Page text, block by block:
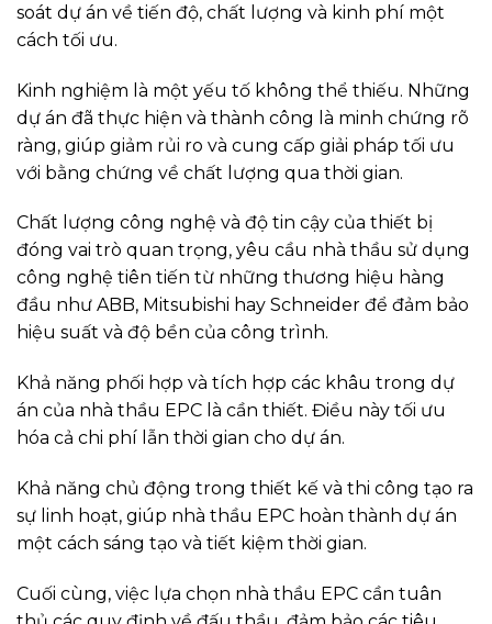
soát dự án về tiến độ, chất lượng và kinh phí một
cách tối ưu.
Kinh nghiệm là một yếu tố không thể thiếu. Những
dự án đã thực hiện và thành công là minh chứng rõ
ràng, giúp giảm rủi ro và cung cấp giải pháp tối ưu
với bằng chứng về chất lượng qua thời gian.
Chất lượng công nghệ và độ tin cậy của thiết bị
đóng vai trò quan trọng, yêu cầu nhà thầu sử dụng
công nghệ tiên tiến từ những thương hiệu hàng
đầu như ABB, Mitsubishi hay Schneider để đảm bảo
hiệu suất và độ bền của công trình.
Khả năng phối hợp và tích hợp các khâu trong dự
án của nhà thầu EPC là cần thiết. Điều này tối ưu
hóa cả chi phí lẫn thời gian cho dự án.
Khả năng chủ động trong thiết kế và thi công tạo ra
sự linh hoạt, giúp nhà thầu EPC hoàn thành dự án
một cách sáng tạo và tiết kiệm thời gian.
Cuối cùng, việc lựa chọn nhà thầu EPC cần tuân